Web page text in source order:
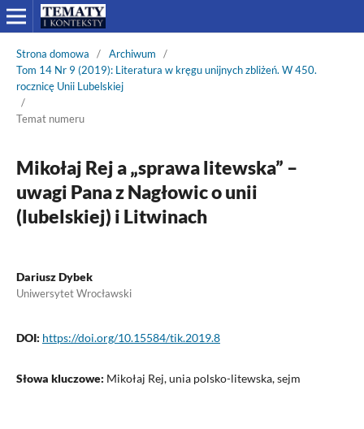
Strona domowa / Archiwum
/
Tom 14 Nr 9 (2019): Literatura w kręgu unijnych zbliżeń. W 450.
rocznicę Unii Lubelskiej
/
Temat numeru
Mikołaj Rej a „sprawa litewska” –
uwagi Pana z Nagłowic o unii
(lubelskiej) i Litwinach
Dariusz Dybek
Uniwersytet Wrocławski
DOI: https://doi.org/10.15584/tik.2019.8
Słowa kluczowe: Mikołaj Rej, unia polsko-litewska, sejm